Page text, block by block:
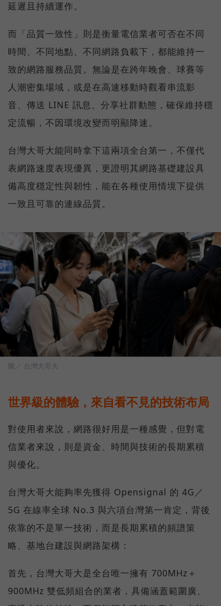
延遲且持續運作。
而「品質一致性」則是衡量電信業者可否在不同
時間、不同地點、不同網路負載下，都能維持一
致的網路服務品質。無論是在跨年晚會、球賽等
人潮密集場域，或是在高速移動時觀看串流影
音、傳送 LINE 訊息、分享社群動態，確保維持穩
定流暢，不因環境改變而明顯降速。
台灣大哥大能同時拿下這兩項全台第一，不僅代
表網路速度表現優異，更證明其網路基礎建設具
備高度穩定性與韌性，能在各種使用情境下提供
一致且可靠的連線品質。
圖／ 台灣大哥大
世界級的體驗，來自看不見的技術布局
對使用者來說，網路很好用是一種感覺，但對電
信業者來說，則是資金、時間與技術的長期累積
與優化。
台灣大哥大能夠率先獲得 Opensignal 的 4G／
5G 在線率全球 No.3 與六項台灣第一肯定，背後
依靠的不是單一技術，而是長期累積的頻譜策
略、基地台建設與網路架構：
首先，台灣大哥大是全台唯一擁有 700MHz＋
900MHz 雙低頻組合的業者，具備涵蓋範圍廣、